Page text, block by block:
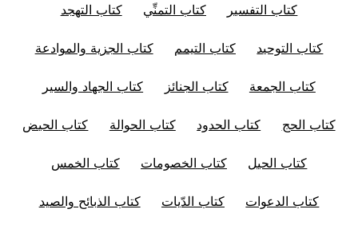
كتاب التفسير كتاب التمنِّي كتاب التهجد
كتاب التوحيد كتاب التيمم كتاب الجزية والموادعة
كتاب الجمعة كتاب الجنائز كتاب الجهاد والسير
كتاب الحج كتاب الحدود كتاب الحوالة كتاب الحيض
كتاب الحيل كتاب الخصومات كتاب الخمس
كتاب الدعوات كتاب الدّيات كتاب الذبائح والصيد